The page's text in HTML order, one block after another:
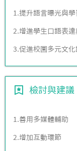
1.提升語言曝光與
2.增進學生口語表
3.促進校園多元文化
檢討與建議
1.善用多媒體輔助
2.增加互動環節